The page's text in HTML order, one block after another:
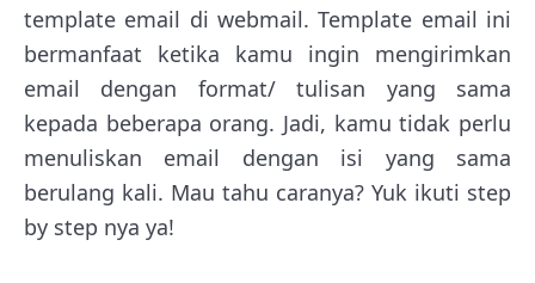
template email di webmail. Template email ini
bermanfaat ketika kamu ingin mengirimkan
email dengan format/ tulisan yang sama
kepada beberapa orang. Jadi, kamu tidak perlu
menuliskan email dengan isi yang sama
berulang kali. Mau tahu caranya? Yuk ikuti step
by step nya ya!